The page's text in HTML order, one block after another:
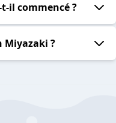
il commencé ?
Miyazaki ?